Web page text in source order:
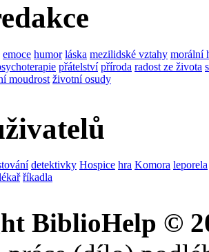
emoce humor láska mezilidské vztahy morální
přátelství příroda radost ze života
moudrost životní osudy
detektivky Hospice hra Komora leporela
říkadla
BiblioHelp ©